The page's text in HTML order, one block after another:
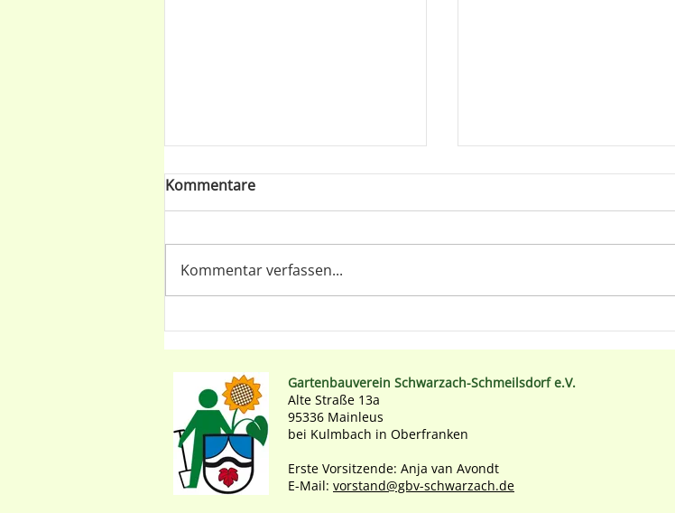
Gartennachbar mit
Superkräften
verwunschenen Gärtchen
Kommentare
Kommentar verfassen...
Gartenbauverein Schwarzach-Schmeilsdorf e.V.
Alte Straße 13a
95336 Mainleus
bei Kulmbach in Oberfranken
Erste Vorsitzende: Anja van Avondt
E-Mail: vorstand@gbv-schwarzach.de